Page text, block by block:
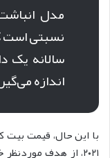
نسبتی است
سالانه یک
اندازه